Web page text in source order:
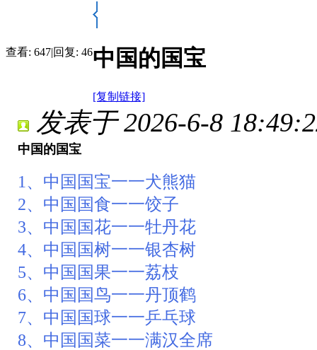
查看: 647|回复: 46中国的国宝
[复制链接]
发表于 2026-6-8
中国的国宝
1、中国国宝一一犬熊猫
2、中国国食一一饺子
3、中国国花一一牡丹花
4、中国国树一一银杏树
5、中国国果一一荔枝
6、中国国鸟一一丹顶鹤
7、中国国球一一乒乓球
8、中国国菜一一满汉全席